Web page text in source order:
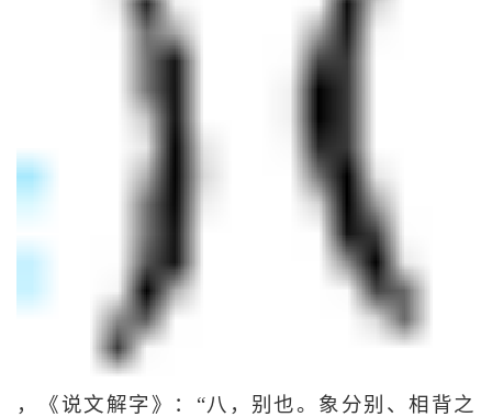
，《说文解字》：“八，别也。象分别、相背之